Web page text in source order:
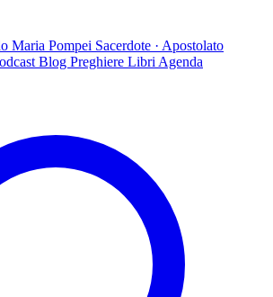
Maria Pompei Sacerdote · Apostolato
Blog Preghiere Libri Agenda